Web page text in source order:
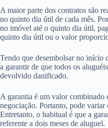
A maior parte dos contratos são
no quinto dia útil de cada mês.
no imóvel até o quinto dia útil,
quinto dia útil ou o valor
Tendo que desembolsar no início
a garantir de que todos os
devolvido danificado.
A garantia é um valor combinado
negociação. Portanto, pode
Entretanto, o habitual é que a
referente a dois meses de aluguel.